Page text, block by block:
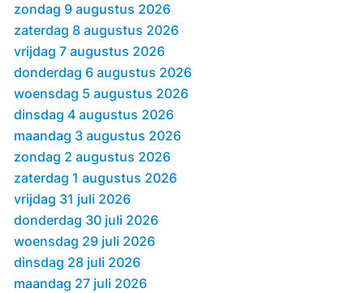
zondag 9 augustus 2026
zaterdag 8 augustus 2026
vrijdag 7 augustus 2026
donderdag 6 augustus 2026
woensdag 5 augustus 2026
dinsdag 4 augustus 2026
maandag 3 augustus 2026
zondag 2 augustus 2026
zaterdag 1 augustus 2026
vrijdag 31 juli 2026
donderdag 30 juli 2026
woensdag 29 juli 2026
dinsdag 28 juli 2026
maandag 27 juli 2026